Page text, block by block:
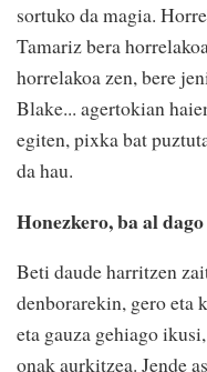
sortuko da magia.
Tamariz bera
horrelakoa zen, bere
Blake... agertokian
egiten, pixka bat
da hau.
Honezkero, ba al
Beti daude harritzen
denborarekin, gero eta
eta gauza gehiago
onak aurkitzea. Jende